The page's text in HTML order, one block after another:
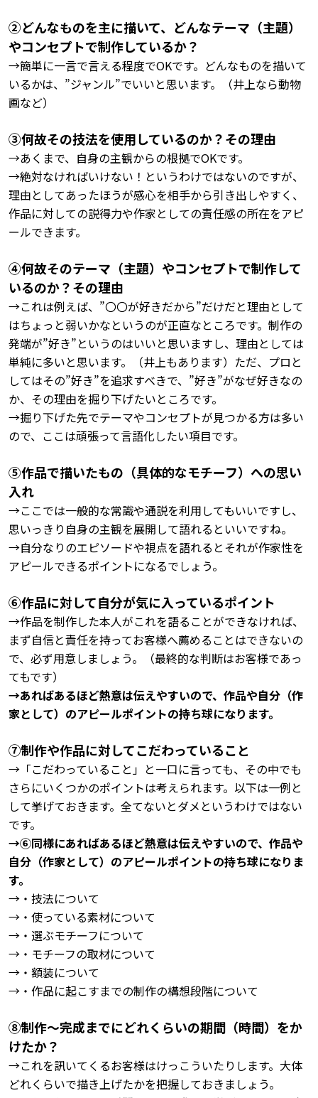
➁どんなものを主に描いて、どんなテーマ（主題）
やコンセプトで制作しているか？
→簡単に一言で言える程度でOKです。どんなものを描いて
いるかは、”ジャンル”でいいと思います。（井上なら動物
画など）
➂何故その技法を使用しているのか？その理由
→あくまで、自身の主観からの根拠でOKです。
→絶対なければいけない！というわけではないのですが、
理由としてあったほうが感心を相手から引き出しやすく、
作品に対しての説得力や作家としての責任感の所在をアピ
ールできます。
④何故そのテーマ（主題）やコンセプトで制作して
いるのか？その理由
→これは例えば、”〇〇が好きだから”だけだと理由として
はちょっと弱いかなというのが正直なところです。制作の
発端が”好き”というのはいいと思いますし、理由としては
単純に多いと思います。（井上もあります）ただ、プロと
してはその”好き”を追求すべきで、”好き”がなぜ好きなの
か、その理由を掘り下げたいところです。
→掘り下げた先でテーマやコンセプトが見つかる方は多い
ので、ここは頑張って言語化したい項目です。
⑤作品で描いたもの（具体的なモチーフ）への思い
入れ
→ここでは一般的な常識や通説を利用してもいいですし、
思いっきり自身の主観を展開して語れるといいですね。
→自分なりのエピソードや視点を語れるとそれが作家性を
アピールできるポイントになるでしょう。
➅作品に対して自分が気に入っているポイント
→作品を制作した本人がこれを語ることができなければ、
まず自信と責任を持ってお客様へ薦めることはできないの
で、必ず用意しましょう。（最終的な判断はお客様であっ
てもです）
→あればあるほど熱意は伝えやすいので、作品や自分（作
家として）のアピールポイントの持ち球になります。
⑦制作や作品に対してこだわっていること
→「こだわっていること」と一口に言っても、その中でも
さらにいくつかのポイントは考えられます。以下は一例と
して挙げておきます。全てないとダメというわけではない
です。
→➅同様にあればあるほど熱意は伝えやすいので、作品や
自分（作家として）のアピールポイントの持ち球になりま
す。
→・技法について
→・使っている素材について
→・選ぶモチーフについて
→・モチーフの取材について
→・額装について
→・作品に起こすまでの制作の構想段階について
⑧制作～完成までにどれくらいの期間（時間）をか
けたか？
→これを訊いてくるお客様はけっこういたりします。大体
どれくらいで描き上げたかを把握しておきましょう。